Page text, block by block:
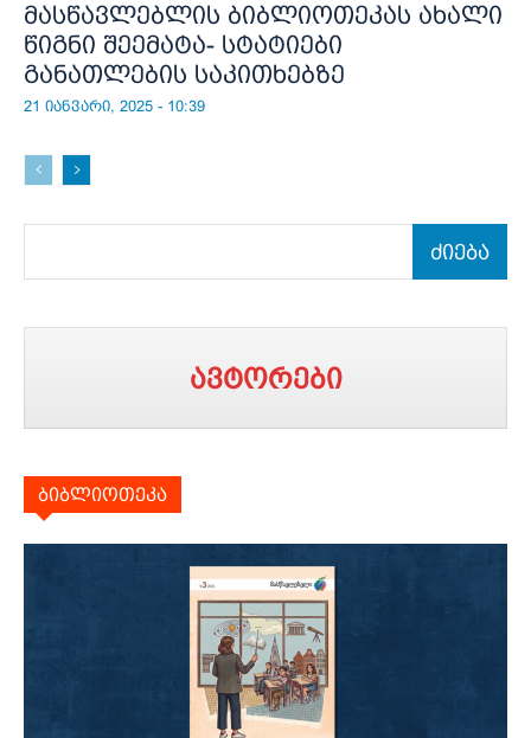
მასწავლებლის ბიბლიოთეკას ახალი
წიგნი შეემატა- სტატიები
განათლების საკითხებზე
21 იანვარი, 2025 - 10:39
ძიება
ავტორები
ბიბლიოთეკა